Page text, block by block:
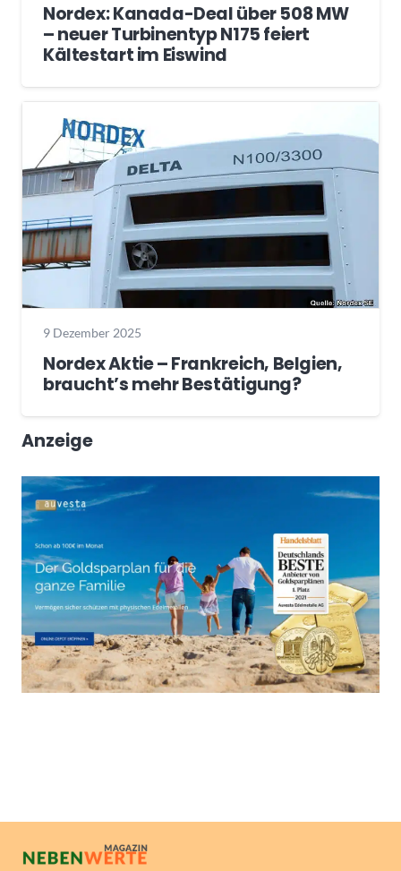
Nordex: Kanada-Deal über 508 MW
– neuer Turbinentyp N175 feiert
Kältestart im Eiswind
9 Dezember 2025
Nordex Aktie – Frankreich, Belgien,
braucht’s mehr Bestätigung?
Anzeige